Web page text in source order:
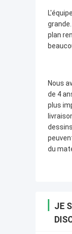
plan
Nous
de 4
plus
du
JE